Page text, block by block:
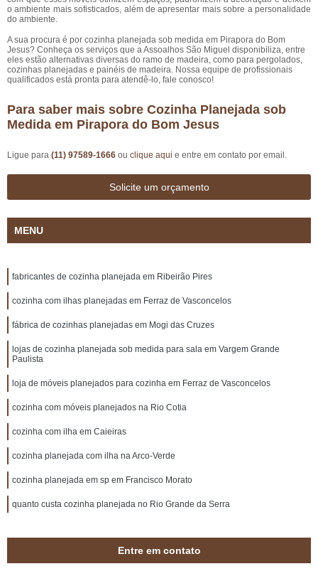
o ambiente mais sofisticados, além de apresentar mais sobre a personalidade
do ambiente.
A sua procura é por cozinha planejada sob medida em Pirapora do Bom
Jesus? Conheça os serviços que a Assoalhos São Miguel disponibiliza, entre
eles estão alternativas diversas do ramo de madeira, como para pergolados,
cozinhas planejadas e painéis de madeira. Nossa equipe de profissionais
qualificados está pronta para atendê-lo, fale conosco!
Para saber mais sobre Cozinha Planejada sob
Medida em Pirapora do Bom Jesus
Ligue para (11) 97589-1666 ou clique aqui e entre em contato por email.
Solicite um orçamento
MENU
fabricantes de cozinha planejada em Ribeirão Pires
cozinha com ilhas planejadas em Ferraz de Vasconcelos
fábrica de cozinhas planejadas em Mogi das Cruzes
lojas de cozinha planejada sob medida para sala em Vargem Grande
Paulista
loja de móveis planejados para cozinha em Ferraz de Vasconcelos
cozinha com móveis planejados na Rio Cotia
cozinha com ilha em Caieiras
cozinha planejada com ilha na Arco-Verde
cozinha planejada em sp em Francisco Morato
quanto custa cozinha planejada no Rio Grande da Serra
Entre em contato